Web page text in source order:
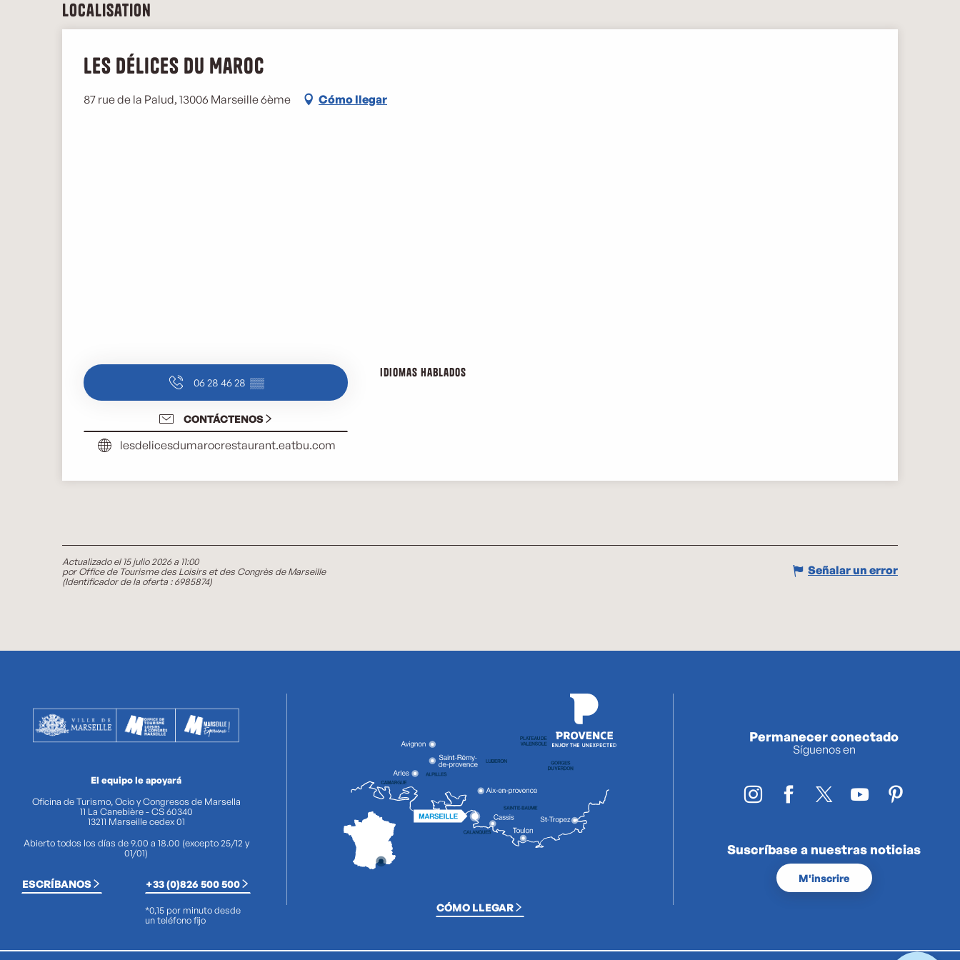
Localisation
Les Délices du Maroc
87 rue de la Palud, 13006 Marseille 6ème Cómo llegar
06 28 46 28 ▒▒
CONTÁCTENOS
lesdelicesdumarocrestaurant.eatbu.com
Idiomas hablados
Idiomas hablados
Actualizado el 15 julio 2026 a 11:00
por Office de Tourisme des Loisirs et des Congrès de Marseille
(Identificador de la oferta :6985874)
Señalar un error
El equipo le apoyará
Oficina de Turismo, Ocio y Congresos de Marsella
11 La Canebière - CS 60340
13211 Marseille cedex 01
Abierto todos los días de 9.00 a 18.00 (excepto 25/12 y
01/01)
ESCRÍBANOS +33 (0)826 500 500
*0,15 por minuto desde
un teléfono fijo
CÓMO LLEGAR
Permanecer conectado
Síguenos en
Suscríbase a nuestras noticias
M'inscrire